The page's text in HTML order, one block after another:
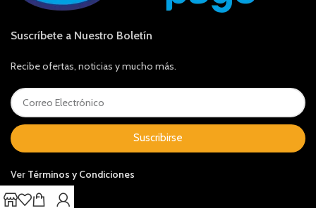
Suscríbete a Nuestro Boletín
Recibe ofertas, noticias y mucho más.
Suscribirse
Ver Términos y Condiciones